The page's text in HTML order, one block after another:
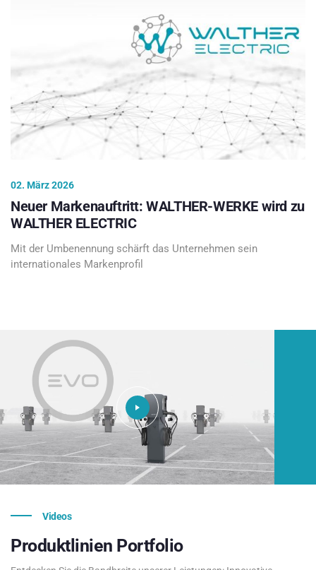
02. März 2026
Neuer Markenauftritt: WALTHER-WERKE wird zu
WALTHER ELECTRIC
Mit der Umbenennung schärft das Unternehmen sein
internationales Markenprofil
Videos
Produktlinien Portfolio